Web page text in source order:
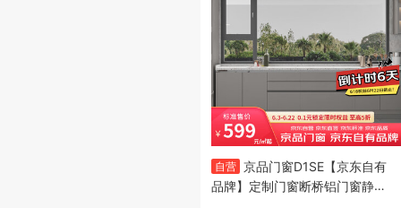
自营 京品门窗D1SE【京东自有
品牌】定制门窗断桥铝门窗静音